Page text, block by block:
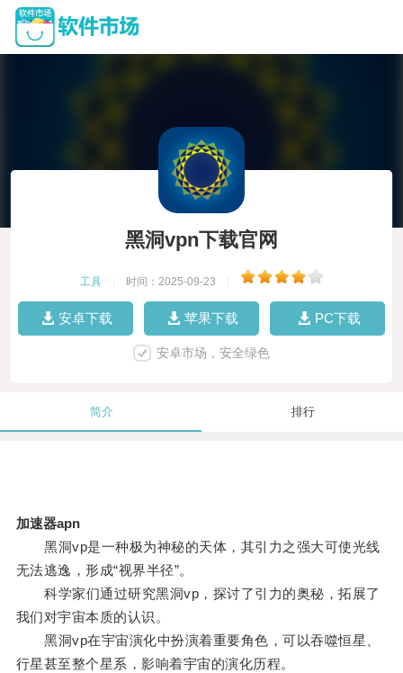
黑洞vpn下载官网
工具 时间：2025-09-23
安卓下载 苹果下载 PC下载
安卓市场，安全绿色
简介 排行
加速器apn
黑洞vp是一种极为神秘的天体，其引力之强大可使光线
无法逃逸，形成“视界半径”。
科学家们通过研究黑洞vp，探讨了引力的奥秘，拓展了
我们对宇宙本质的认识。
黑洞vp在宇宙演化中扮演着重要角色，可以吞噬恒星、
行星甚至整个星系，影响着宇宙的演化历程。